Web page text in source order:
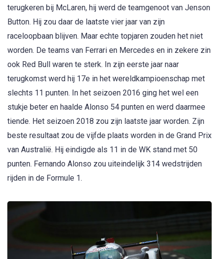
terugkeren bij McLaren, hij werd de teamgenoot van Jenson
Button. Hij zou daar de laatste vier jaar van zijn
raceloopbaan blijven. Maar echte topjaren zouden het niet
worden. De teams van Ferrari en Mercedes en in zekere zin
ook Red Bull waren te sterk. In zijn eerste jaar naar
terugkomst werd hij 17e in het wereldkampioenschap met
slechts 11 punten. In het seizoen 2016 ging het wel een
stukje beter en haalde Alonso 54 punten en werd daarmee
tiende. Het seizoen 2018 zou zijn laatste jaar worden. Zijn
beste resultaat zou de vijfde plaats worden in de Grand Prix
van Australië. Hij eindigde als 11 in de WK stand met 50
punten. Fernando Alonso zou uiteindelijk 314 wedstrijden
rijden in de Formule 1.